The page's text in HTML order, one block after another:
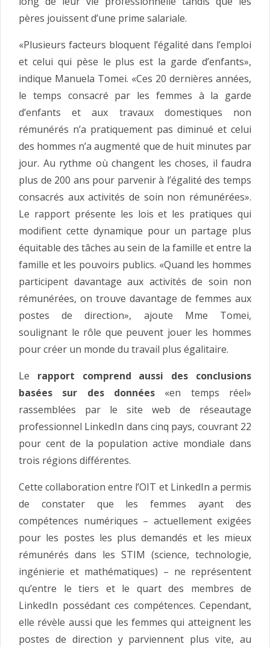
pères jouissent d’une prime salariale.
«Plusieurs facteurs bloquent l’égalité dans l’emploi
et celui qui pèse le plus est la garde d’enfants»,
indique Manuela Tomei. «Ces 20 dernières années,
le temps consacré par les femmes à la garde
d’enfants et aux travaux domestiques non
rémunérés n’a pratiquement pas diminué et celui
des hommes n’a augmenté que de huit minutes par
jour. Au rythme où changent les choses, il faudra
plus de 200 ans pour parvenir à l’égalité des temps
consacrés aux activités de soin non rémunérées».
Le rapport présente les lois et les pratiques qui
modifient cette dynamique pour un partage plus
équitable des tâches au sein de la famille et entre la
famille et les pouvoirs publics. «Quand les hommes
participent davantage aux activités de soin non
rémunérées, on trouve davantage de femmes aux
postes de direction», ajoute Mme Tomei,
soulignant le rôle que peuvent jouer les hommes
pour créer un monde du travail plus égalitaire.
Le rapport comprend aussi des conclusions
basées sur des données «en temps réel»
rassemblées par le site web de réseautage
professionnel LinkedIn dans cinq pays, couvrant 22
pour cent de la population active mondiale dans
trois régions différentes.
Cette collaboration entre l’OIT et LinkedIn a permis
de constater que les femmes ayant des
compétences numériques – actuellement exigées
pour les postes les plus demandés et les mieux
rémunérés dans les STIM (science, technologie,
ingénierie et mathématiques) – ne représentent
qu’entre le tiers et le quart des membres de
LinkedIn possédant ces compétences. Cependant,
elle révèle aussi que les femmes qui atteignent les
postes de direction y parviennent plus vite, au